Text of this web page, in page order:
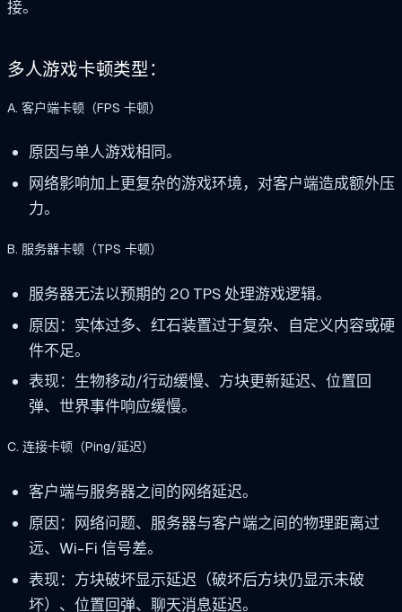
接。
多人游戏卡顿类型：
A. 客户端卡顿（FPS 卡顿）
原因与单人游戏相同。
网络影响加上更复杂的游戏环境，对客户端造成额外压
力。
B. 服务器卡顿（TPS 卡顿）
服务器无法以预期的 20 TPS 处理游戏逻辑。
原因：实体过多、红石装置过于复杂、自定义内容或硬
件不足。
表现：生物移动/行动缓慢、方块更新延迟、位置回
弹、世界事件响应缓慢。
C. 连接卡顿（Ping/延迟）
客户端与服务器之间的网络延迟。
原因：网络问题、服务器与客户端之间的物理距离过
远、Wi-Fi 信号差。
表现：方块破坏显示延迟（破坏后方块仍显示未破
坏）、位置回弹、聊天消息延迟。